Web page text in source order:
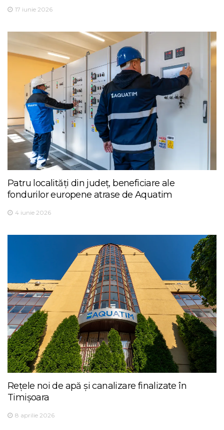
17 iunie 2026
Patru localități din județ, beneficiare ale
fondurilor europene atrase de Aquatim
4 iunie 2026
Rețele noi de apă și canalizare finalizate în
Timișoara
8 aprilie 2026